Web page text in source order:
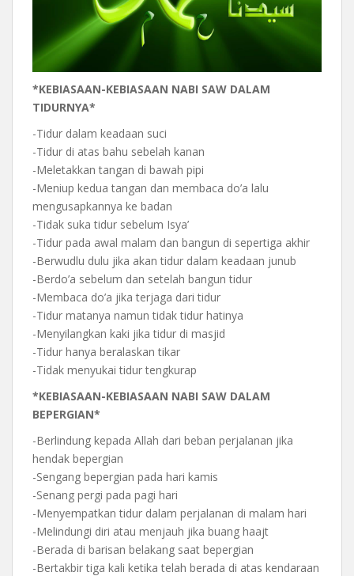
*KEBIASAAN-KEBIASAAN NABI SAW DALAM
TIDURNYA*
-Tidur dalam keadaan suci
-Tidur di atas bahu sebelah kanan
-Meletakkan tangan di bawah pipi
-Meniup kedua tangan dan membaca do’a lalu
mengusapkannya ke badan
-Tidak suka tidur sebelum Isya’
-Tidur pada awal malam dan bangun di sepertiga akhir
-Berwudlu dulu jika akan tidur dalam keadaan junub
-Berdo’a sebelum dan setelah bangun tidur
-Membaca do’a jika terjaga dari tidur
-Tidur matanya namun tidak tidur hatinya
-Menyilangkan kaki jika tidur di masjid
-Tidur hanya beralaskan tikar
-Tidak menyukai tidur tengkurap
*KEBIASAAN-KEBIASAAN NABI SAW DALAM
BEPERGIAN*
-Berlindung kepada Allah dari beban perjalanan jika
hendak bepergian
-Sengang bepergian pada hari kamis
-Senang pergi pada pagi hari
-Menyempatkan tidur dalam perjalanan di malam hari
-Melindungi diri atau menjauh jika buang haajt
-Berada di barisan belakang saat bepergian
-Bertakbir tiga kali ketika telah berada di atas kendaraan